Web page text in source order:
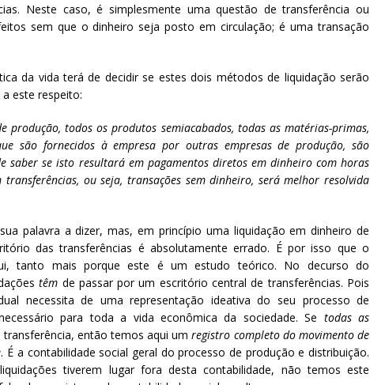
Neste caso, é simplesmente uma questão de transferência ou
sem que o dinheiro seja posto em circulação; é uma transação
da vida terá de decidir se estes dois métodos de liquidação serão
este respeito:
produção, todos os produtos semiacabados, todas as matérias-primas,
são fornecidos à empresa por outras empresas de produção, são
saber se isto resultará em pagamentos diretos em dinheiro com horas
ou seja, transações sem dinheiro, será melhor resolvida
palavra a dizer, mas, em princípio uma liquidação em dinheiro de
das transferências é absolutamente errado. É por isso que o
tanto mais porque este é um estudo teórico. No decurso do
têm de passar por um escritório central de transferências. Pois
necessita de uma representação ideativa do seu processo de
para toda a vida econômica da sociedade. Se todas as
transferência, então temos aqui umregistro completo do movimento de
. É a contabilidade social geral do processo de produção e distribuição.
tiverem lugar fora desta contabilidade, não temos este